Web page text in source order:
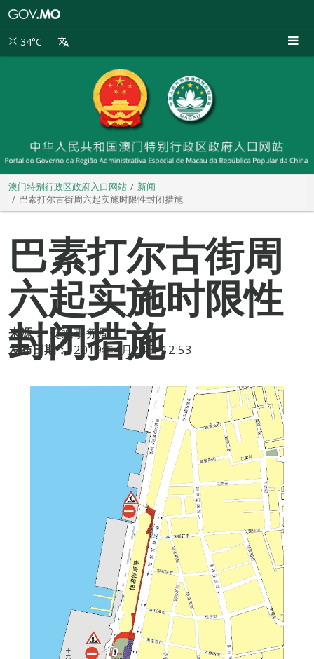
别
34°C
澳门特别行政区政府入口网站
新闻
巴素打尔古街周六起实施时限性封闭措施
巴素打尔古街周
六起实施时限性
封闭措施
来源： 交通事务局
发布日期： 2019年4月24日 12:53